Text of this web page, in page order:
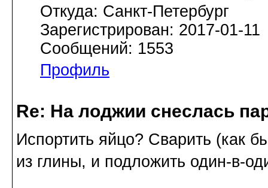
Откуда: Санкт-Петербург
Зарегистрирован: 2017-01-11
Сообщений: 1553
Профиль
Re: На лоджии снеслась
Испортить яйцо? Сварить (как
из глины, и подложить один-в-